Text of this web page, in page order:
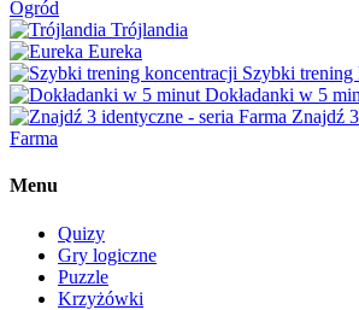
Ogród
Trójlandia
Eureka
Szybki trening
Dokładanki w 5
Znajdź
Farma
Menu
Quizy
Gry logiczne
Puzzle
Krzyżówki